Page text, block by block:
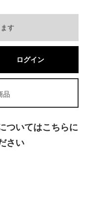
す
ログイン
品
ついてはこちらに
さい